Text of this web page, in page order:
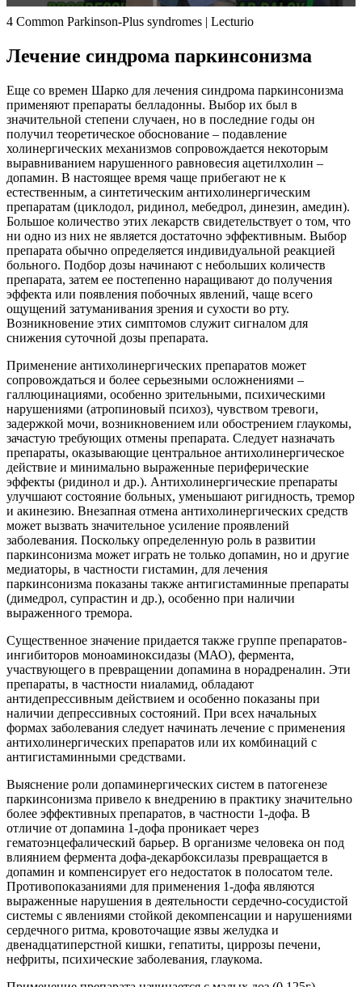
4 Common Parkinson-Plus syndromes | Lecturio
Лечение синдрома паркинсонизма
Еще со времен Шарко для лечения синдрома паркинсонизма
применяют препараты белладонны. Выбор их был в
значительной степени случаен, но в последние годы он
получил теоретическое обоснование – подавление
холинергических механизмов сопровождается некоторым
выравниванием нарушенного равновесия ацетилхолин –
допамин. В настоящее время чаще прибегают не к
естественным, а синтетическим антихолинергическим
препаратам (циклодол, ридинол, мебедрол, динезин, амедин).
Большое количество этих лекарств свидетельствует о том, что
ни одно из них не является достаточно эффективным. Выбор
препарата обычно определяется индивидуальной реакцией
больного. Подбор дозы начинают с небольших количеств
препарата, затем ее постепенно наращивают до получения
эффекта или появления побочных явлений, чаще всего
ощущений затуманивания зрения и сухости во рту.
Возникновение этих симптомов служит сигналом для
снижения суточной дозы препарата.
Применение антихолинергических препаратов может
сопровождаться и более серьезными осложнениями –
галлюцинациями, особенно зрительными, психическими
нарушениями (атропиновый психоз), чувством тревоги,
задержкой мочи, возникновением или обострением глаукомы,
зачастую требующих отмены препарата. Следует назначать
препараты, оказывающие центральное антихолинергическое
действие и минимально выраженные периферические
эффекты (ридинол и др.). Антихолинергические препараты
улучшают состояние больных, уменьшают ригидность, тремор
и акинезию. Внезапная отмена антихолинергических средств
может вызвать значительное усиление проявлений
заболевания. Поскольку определенную роль в развитии
паркинсонизма может играть не только допамин, но и другие
медиаторы, в частности гистамин, для лечения
паркинсонизма показаны также антигистаминные препараты
(димедрол, супрастин и др.), особенно при наличии
выраженного тремора.
Существенное значение придается также группе препаратов-
ингибиторов моноаминоксидазы (МАО), фермента,
участвующего в превращении допамина в норадреналин. Эти
препараты, в частности ниаламид, обладают
антидепрессивным действием и особенно показаны при
наличии депрессивных состояний. При всех начальных
формах заболевания следует начинать лечение с применения
антихолинергических препаратов или их комбинаций с
антигистаминными средствами.
Выяснение роли допаминергических систем в патогенезе
паркинсонизма привело к внедрению в практику значительно
более эффективных препаратов, в частности 1-дофа. В
отличие от допамина 1-дофа проникает через
гематоэнцефалический барьер. В организме человека он под
влиянием фермента дофа-декарбоксилазы превращается в
допамин и компенсирует его недостаток в полосатом теле.
Противопоказаниями для применения 1-дофа являются
выраженные нарушения в деятельности сердечно-сосудистой
системы с явлениями стойкой декомпенсации и нарушениями
сердечного ритма, кровоточащие язвы желудка и
двенадцатиперстной кишки, гепатиты, циррозы печени,
нефриты, психические заболевания, глаукома.